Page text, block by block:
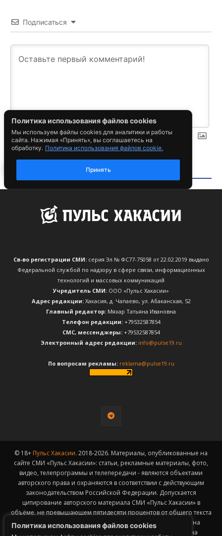
Политика использования файлов cookies
Св-во регистрации СМИ:серия Эл № ФС77-75058 от 22.02.2019 выдано
Федеральной службой по надзору в сфере связи, информационных
технологий и массовых коммуникаций
Учредитель СМИ: ООО «Пульс Хакасии»
Адрес редакции:Хакасия, д. Чапаево, ул. Абаканская, 52
Главный редактор: Мяхар Татьяна Ивановна
Телефон редакции:+79532587854
CМС, мессенджеры:+79532587854
Электронный адрес редакции: info@pulse19.ru
По вопросам рекламы: reklama@pulse19.ru
© 18+ Пульс Хакасии. 2018-2026. Материалы, опубликованные на
сайте СМИ «Пульс Хакасии»: статьи, рекламные материалы, фото,
видео, телепрограммы и телепередачи - являются объектами
авторского права и охраняются в соответствии с действующим
законодательством Российской Федерации. Допускается
цитирование авторского материала СМИ «Пульс Хакасии» в
объёме, не превышающем пятидесяти процентов от общего текста
публикации с обязательным размещением гиперссылки на
страницу заимствования материала. Гиперссылка должна